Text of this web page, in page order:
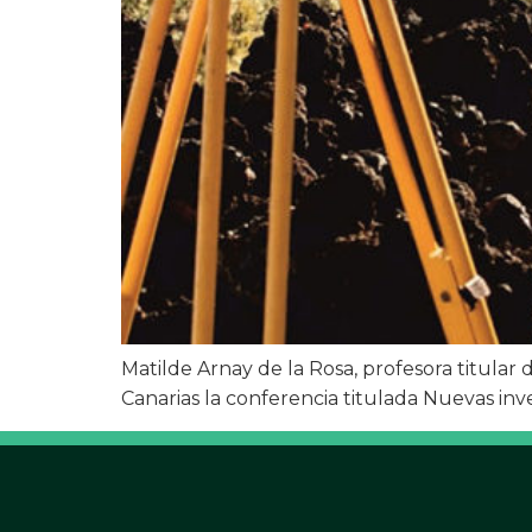
Matilde Arnay de la Rosa, profesora titular
Canarias la conferencia titulada Nuevas